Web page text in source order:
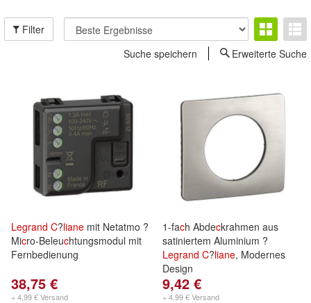
Filter
Suche speichern
Erweiterte Suche
Legrand C?liane mit Netatmo ?
Micro-Beleuchtungsmodul mit
Fernbedienung
38,75 €
+ 4,99 € Versand
1-fach Abdeckrahmen aus
satiniertem Aluminium ?
Legrand C?liane, Modernes
Design
9,42 €
+ 4,99 € Versand